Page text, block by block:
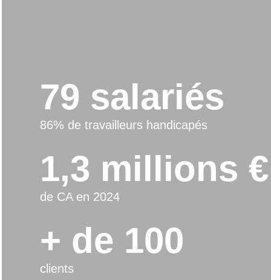
79 salariés
86% de travailleurs handicapés
1,3 millions €
de CA en 2024
+ de 100
clients